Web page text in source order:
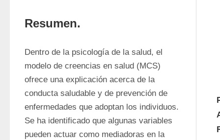
Resumen.
Dentro de la psicología de la salud, el
modelo de creencias en salud (MCS)
ofrece una explicación acerca de la
conducta saludable y de prevención de
enfermedades que adoptan los individuos.
Se ha identificado que algunas variables
pueden actuar como mediadoras en la